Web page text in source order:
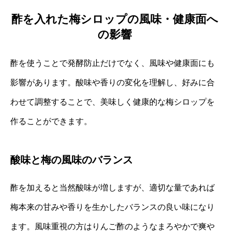
酢を入れた梅シロップの風味・健康面へ
の影響
酢を使うことで発酵防止だけでなく、風味や健康面にも
影響があります。酸味や香りの変化を理解し、好みに合
わせて調整することで、美味しく健康的な梅シロップを
作ることができます。
酸味と梅の風味のバランス
酢を加えると当然酸味が増しますが、適切な量であれば
梅本来の甘みや香りを生かしたバランスの良い味になり
ます。風味重視の方はりんご酢のようなまろやかで爽や